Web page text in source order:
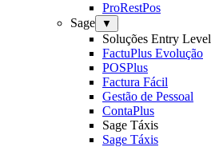
ProRestPos
Sage
▼
Soluções Entry Level
FactuPlus Evolução
POSPlus
Factura Fácil
Gestão de Pessoal
ContaPlus
Sage Táxis
Sage Táxis